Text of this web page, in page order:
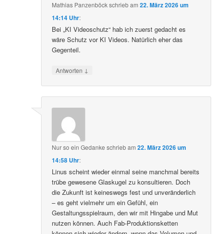
Mathias Panzenböckschriebam22. März 2026 um
14:14 Uhr:
Bei „KI Videoschutz“ hab ich zuerst gedacht es
wäre Schutz vor KI Videos. Natürlich eher das
Gegenteil.
Antworten ↓
Nur so ein Gedanke schriebam22. März 2026 um
14:58 Uhr:
Linus scheint wieder einmal seine manchmal bereits
trübe gewesene Glaskugel zu konsultieren. Doch
die Zukunft ist keineswegs fest und unveränderlich
– es geht vielmehr um ein Gefühl, ein
Gestaltungsspielraum, den wir mit Hingabe und Mut
nutzen können. Auch Fab-Produktionsketten